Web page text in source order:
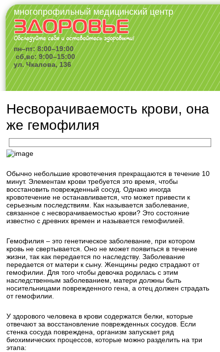
многопрофильный медицинский центр
пн–пт: 8:00–19:00
сб,вс: 9:00–15:00
ул. Чкалова, 136
Несворачиваемость крови, она
же гемофилия
Обычно небольшие кровотечения прекращаются в течение 10
минут. Элементам крови требуется это время, чтобы
восстановить поврежденный сосуд. Однако иногда
кровотечение не останавливается, что может привести к
серьезным последствиям. Как называется заболевание,
связанное с несворачиваемостью крови? Это состояние
известно с древних времен и называется гемофилией.
Гемофилия – это генетическое заболевание, при котором
кровь не свертывается. Оно не может появиться в течение
жизни, так как передается по наследству. Заболевание
передается от матери к сыну. Женщины редко страдают от
гемофилии. Для того чтобы девочка родилась с этим
наследственным заболеванием, матери должны быть
носительницами поврежденного гена, а отец должен страдать
от гемофилии.
У здорового человека в крови содержатся белки, которые
отвечают за восстановление поврежденных сосудов. Если
стенка сосуда повреждена, организм запускает ряд
биохимических процессов, которые можно разделить на три
этапа: